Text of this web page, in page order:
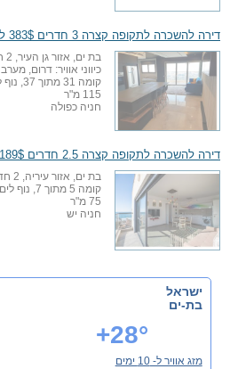
דירה להשכרה לתקופה קצרה 3 חדרים 383$ ללילה
בת ים, אזור גן העיר, 2 חדרי שינה + סלון
כיווני אוויר: דרום, מערב
קומה 31 מתוך 37, נוף לים, שטח דירה
115 מ"ר
חניה כפולה
דירה להשכרה לתקופה קצרה 2.5 חדרים 189$ ללילה
בת ים, אזור עיריה, 2 חדרי שינה + סלון
קומה 5 מתוך 7, נוף לים, שטח דירה
75 מ"ר
חניה יש
ישראל
בת-ים
+28°
מזג אוויר ל- 10 ימים